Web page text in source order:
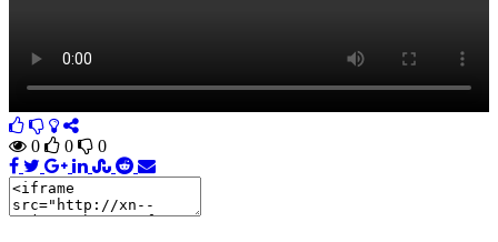
0 0 0